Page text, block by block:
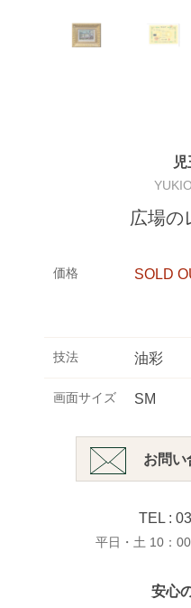
広場の
価格 SOLD
技法 油彩
画面サイズ SM
お問い
TEL :
平日・土 10：
安心